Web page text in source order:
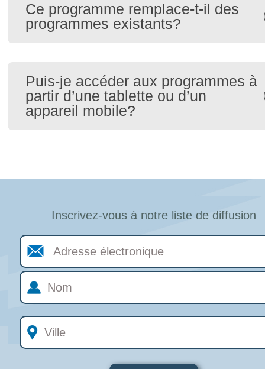
Ce programme remplace-t-il des
programmes existants?
Puis-je accéder aux programmes à
partir d’une tablette ou d’un
appareil mobile?
Inscrivez-vous à notre liste de diffusion
Adresse
électronique
Nom
Ville